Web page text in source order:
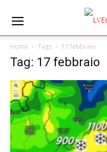
Home Tags 17 febbraio
Tag: 17 febbraio